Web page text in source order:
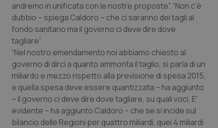
Tumore al seno
Tumore ovarico
Tumori del Polmone & Testa Collo
Tumori gastrointestinali
Ulcera & Reflusso
andremo in unificata con le nostre proposte”. “Non c'è
dubbio – spiega Caldoro – che ci saranno dei tagli al
fondo sanitario ma il governo ci deve dire dove
tagliare”.
“Nel nostro emendamento noi abbiamo chiesto al
governo di dirci a quanto ammonta il taglio, si parla di un
miliardo e mezzo rispetto alla previsione di spesa 2015,
e quella spesa deve essere quantizzata – ha aggiunto
– il governo ci deve dire dove tagliare, su quali voci. E'
evidente – ha aggiunto Caldoro – che se si incide sul
bilancio delle Regioni per quattro miliardi, quei 4 miliardi